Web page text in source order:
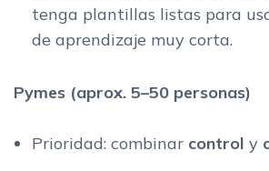
tenga plantillas listas para
de aprendizaje muy corta.
Pymes (aprox. 5–50 personas)
Prioridad: combinar control y